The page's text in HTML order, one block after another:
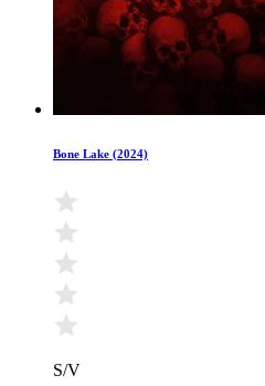
Bone Lake (2024)
S/V